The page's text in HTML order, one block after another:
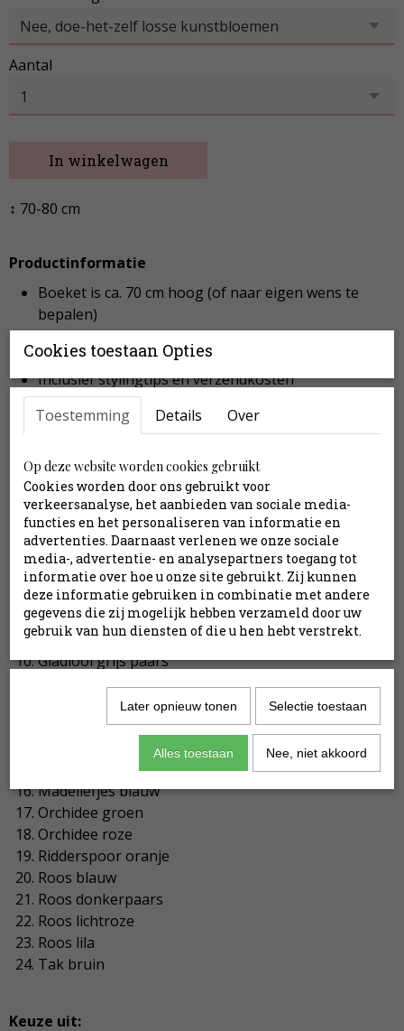
Aantal
In winkelwagen
↕ 70-80 cm
Productinformatie
Boeket is ca. 70 cm hoog (of naar eigen wens te
bepalen)
24 stelen
Exclusief vaas
Inclusief stylingtips en verzendkosten
Inhoud:
Anthurium roze
Bessentak rood
Bolchrysant paars
Bolchrysant roze
Campanula
Clematis paars
Clematis roze
Eucalyptus
Freesia paars
Gladiool grijs paars
Gladiool grijs roze
Gladiool klein roze
Hyacint blauw
Madeliefjes blauw
Orchidee groen
Orchidee roze
Ridderspoor oranje
Roos blauw
Roos donkerpaars
Roos lichtroze
Roos lila
Tak bruin
Keuze uit:
Cookies toestaan Opties
Toestemming Details Over
Op deze website worden cookies gebruikt
Cookies worden door ons gebruikt voor
verkeersanalyse, het aanbieden van sociale media-
functies en het personaliseren van informatie en
advertenties. Daarnaast verlenen we onze sociale
media-, advertentie- en analysepartners toegang tot
informatie over hoe u onze site gebruikt. Zij kunnen
deze informatie gebruiken in combinatie met andere
gegevens die zij mogelijk hebben verzameld door uw
gebruik van hun diensten of die u hen hebt verstrekt.
Later opnieuw tonen Selectie toestaan
Alles toestaan Nee, niet akkoord